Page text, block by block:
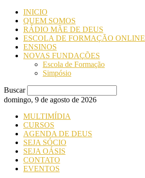
INICIO
QUEM SOMOS
RÁDIO MÃE DE DEUS
ESCOLA DE FORMAÇÃO ONLINE
ENSINOS
NOVAS FUNDAÇÕES
Escola de Formação
Simpósio
Buscar
domingo, 9 de agosto de 2026
MULTIMÍDIA
CURSOS
AGENDA DE DEUS
SEJA SÓCIO
SEJA OÁSIS
CONTATO
EVENTOS